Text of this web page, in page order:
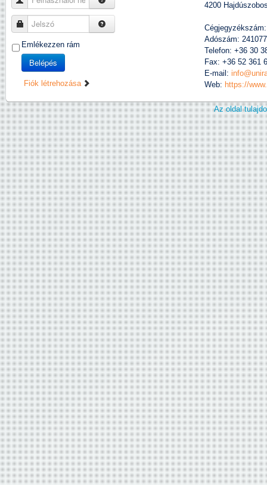
Jelszó
Emlékezzen rám
Belépés
Fiók létrehozása
4200
Adószám:
Telefon: +36 30
Fax: +36 52 361
E-mail:
Web: https://
Az oldal